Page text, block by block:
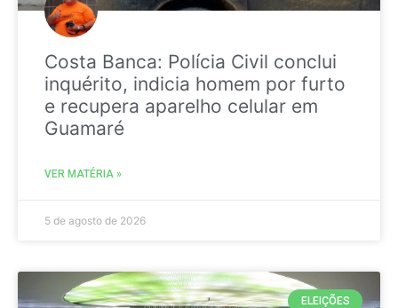
Costa Banca: Polícia Civil conclui
inquérito, indicia homem por furto
e recupera aparelho celular em
Guamaré
VER MATÉRIA »
5 de agosto de 2026
ELEIÇÕES